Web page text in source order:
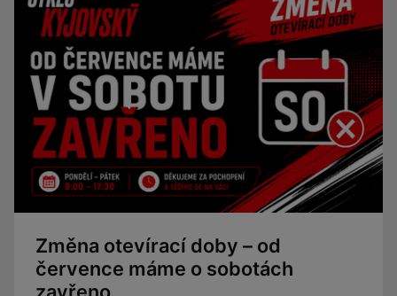
Změna otevírací doby – od
července máme o sobotách